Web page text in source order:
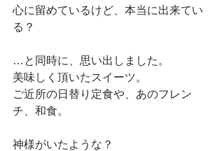
心に留めているけど、本当に出来てい
る？
…と同時に、思い出しました。
美味しく頂いたスイーツ。
ご近所の日替り定食や、あのフレン
チ、和食。
神様がいたような？